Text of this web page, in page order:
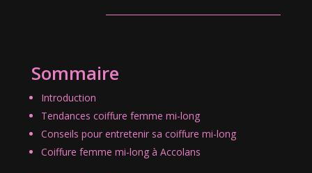
Sommaire
Introduction
Tendances coiffure femme mi-long
Conseils pour entretenir sa coiffure mi-long
Coiffure femme mi-long à Accolans